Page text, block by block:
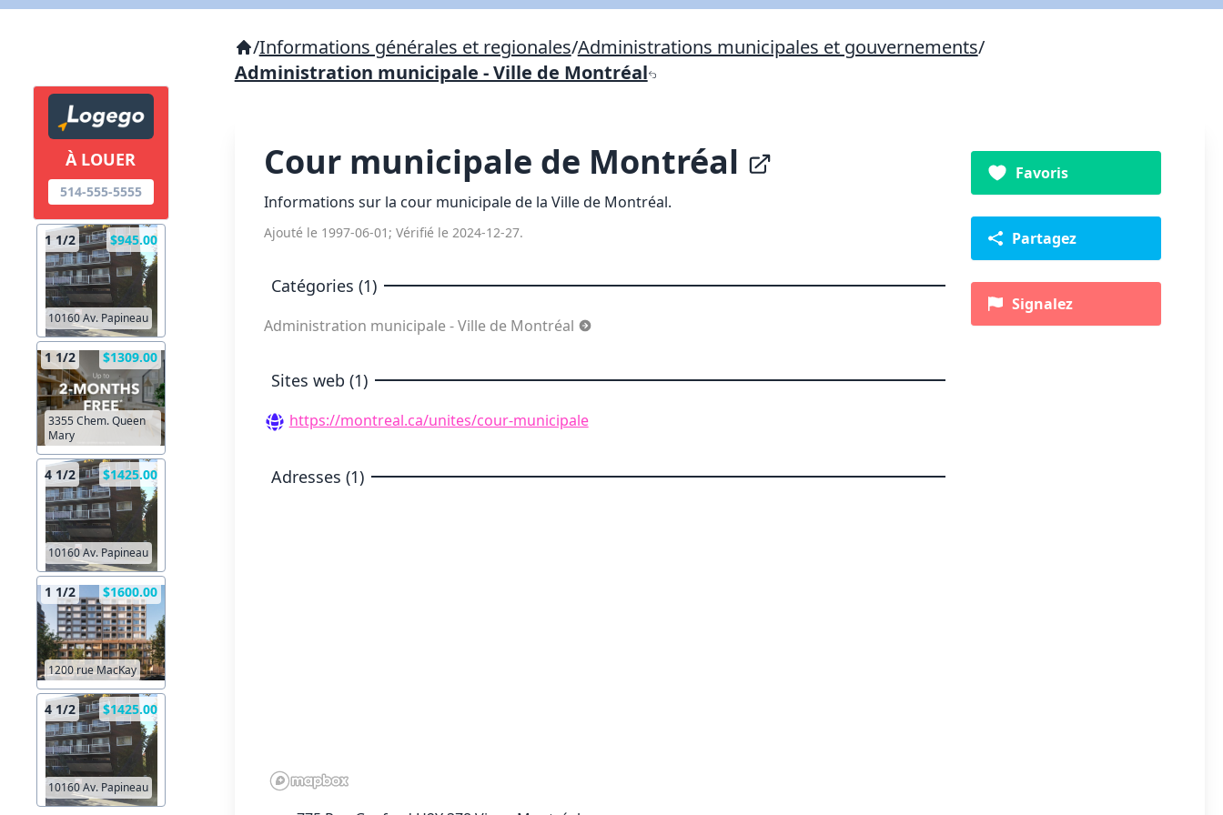
À LOUER
514-555-5555
1 1/2 $945.00
10160 Av. Papineau
1 1/2 $1309.00
3355 Chem. Queen
Mary
4 1/2 $1425.00
10160 Av. Papineau
1 1/2 $1600.00
1200 rue MacKay
4 1/2 $1425.00
10160 Av. Papineau
/Informations générales et regionales/Administrations municipales et gouvernements/
Administration municipale - Ville de Montréal
Cour municipale de Montréal
Informations sur la cour municipale de la Ville de Montréal.
Ajouté le 1997-06-01; Vérifié le 2024-12-27.
Catégories (1)
Administration municipale - Ville de Montréal
Sites web (1)
https://montreal.ca/unites/cour-municipale
Adresses (1)
Favoris
Partagez
Signalez
X Fermer Envoyez
X Fermer